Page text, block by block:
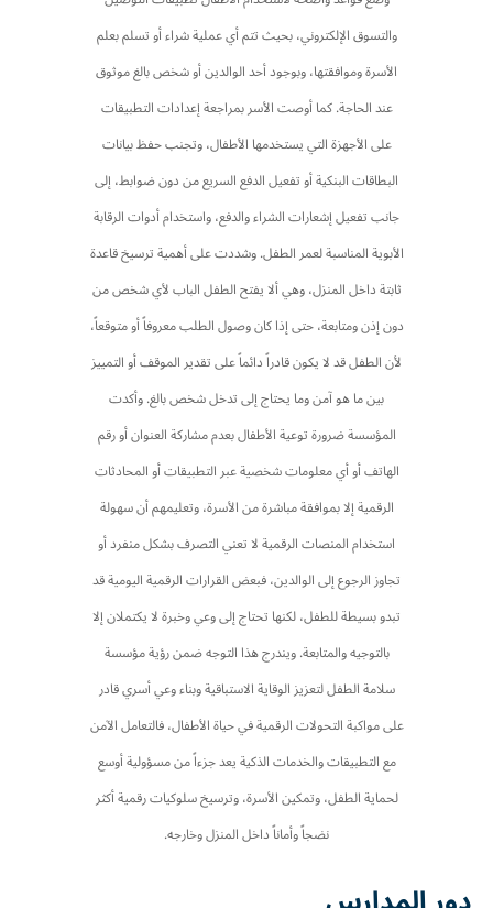
والتسوق الإلكتروني، بحيث تتم أي عملية شراء أو تسلم بعلم
الأسرة وموافقتها، وبوجود أحد الوالدين أو شخص بالغ موثوق
عند الحاجة. كما أوصت الأسر بمراجعة إعدادات التطبيقات
على الأجهزة التي يستخدمها الأطفال، وتجنب حفظ بيانات
البطاقات البنكية أو تفعيل الدفع السريع من دون ضوابط، إلى
جانب تفعيل إشعارات الشراء والدفع، واستخدام أدوات الرقابة
الأبوية المناسبة لعمر الطفل. وشددت على أهمية ترسيخ قاعدة
ثابتة داخل المنزل، وهي ألا يفتح الطفل الباب لأي شخص من
دون إذن ومتابعة، حتى إذا كان وصول الطلب معروفاً أو متوقعاً،
لأن الطفل قد لا يكون قادراً دائماً على تقدير الموقف أو التمييز
بين ما هو آمن وما يحتاج إلى تدخل شخص بالغ. وأكدت
المؤسسة ضرورة توعية الأطفال بعدم مشاركة العنوان أو رقم
الهاتف أو أي معلومات شخصية عبر التطبيقات أو المحادثات
الرقمية إلا بموافقة مباشرة من الأسرة، وتعليمهم أن سهولة
استخدام المنصات الرقمية لا تعني التصرف بشكل منفرد أو
تجاوز الرجوع إلى الوالدين، فبعض القرارات الرقمية اليومية قد
تبدو بسيطة للطفل، لكنها تحتاج إلى وعي وخبرة لا يكتملان إلا
بالتوجيه والمتابعة. ويندرج هذا التوجه ضمن رؤية مؤسسة
سلامة الطفل لتعزيز الوقاية الاستباقية وبناء وعي أسري قادر
على مواكبة التحولات الرقمية في حياة الأطفال، فالتعامل الآمن
مع التطبيقات والخدمات الذكية يعد جزءاً من مسؤولية أوسع
لحماية الطفل، وتمكين الأسرة، وترسيخ سلوكيات رقمية أكثر
نضجاً وأماناً داخل المنزل وخارجه.